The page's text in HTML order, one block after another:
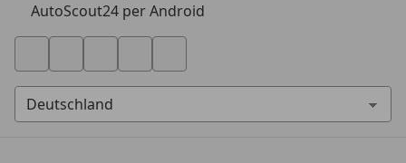
AutoScout24 per Android